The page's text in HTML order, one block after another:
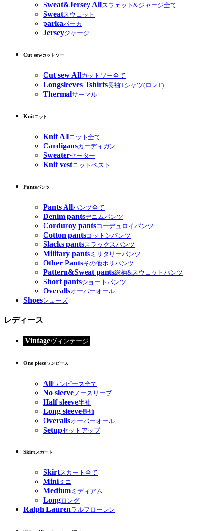
Sweat&Jersey Allスウェット&ジャージ全て
Sweatスウェット
parkaパーカ
Jerseyジャージ
Cut sewカットソー
Cut sew Allカットソー全て
Longsleeves Tshirts長袖Tシャツ(ロンT)
Thermalサーマル
Knitニット
Knit Allニット全て
Cardigansカーディガン
Sweaterセーター
Knit vestニットベスト
Pantsパンツ
Pants Allパンツ全て
Denim pantsデニムパンツ
Corduroy pantsコーデュロイパンツ
Cotton pantsコットンパンツ
Slacks pantsスラックスパンツ
Military pants ミリタリーパンツ
Other Pantsその他ポリパンツ
Pattern&Sweat pants総柄&スウェットパンツ
Short pantsショートパンツ
Overallsオーバーオール
Shoesシューズ
レディース
Vintageヴィンテージ
One pieceワンピース
Allワンピース全て
No sleeve ノースリーブ
Half sleeve半袖
Long sleeve長袖
Overallsオーバーオール
Setupセットアップ
Skirtスカート
Skirtスカート全て
Miniミニ
Medium ミディアム
Longロング
Ralph Laurenラルフローレン